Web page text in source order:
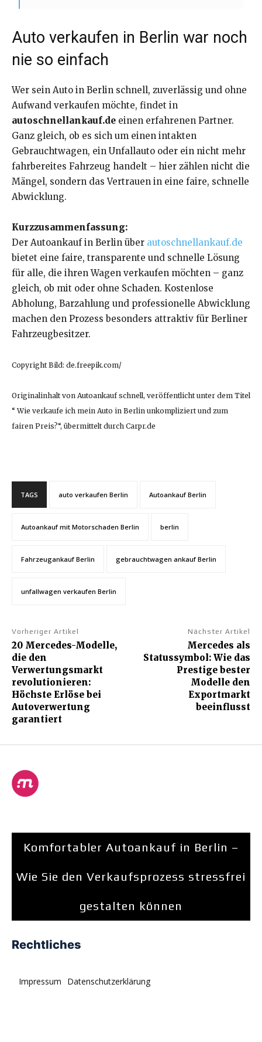
Auto verkaufen in Berlin war noch
nie so einfach
Wer sein Auto in Berlin schnell, zuverlässig und ohne
Aufwand verkaufen möchte, findet in
autoschnellankauf.de einen erfahrenen Partner.
Ganz gleich, ob es sich um einen intakten
Gebrauchtwagen, ein Unfallauto oder ein nicht mehr
fahrbereites Fahrzeug handelt – hier zählen nicht die
Mängel, sondern das Vertrauen in eine faire, schnelle
Abwicklung.
Kurzzusammenfassung:
Der Autoankauf in Berlin über autoschnellankauf.de
bietet eine faire, transparente und schnelle Lösung
für alle, die ihren Wagen verkaufen möchten – ganz
gleich, ob mit oder ohne Schaden. Kostenlose
Abholung, Barzahlung und professionelle Abwicklung
machen den Prozess besonders attraktiv für Berliner
Fahrzeugbesitzer.
Copyright Bild: de.freepik.com/
Originalinhalt von Autoankauf schnell, veröffentlicht unter dem Titel
“ Wie verkaufe ich mein Auto in Berlin unkompliziert und zum
fairen Preis?“, übermittelt durch Carpr.de
TAGS auto verkaufen Berlin Autoankauf Berlin
Autoankauf mit Motorschaden Berlin berlin
Fahrzeugankauf Berlin gebrauchtwagen ankauf Berlin
unfallwagen verkaufen Berlin
Vorheriger Artikel
20 Mercedes-Modelle,
die den
Verwertungsmarkt
revolutionieren:
Höchste Erlöse bei
Autoverwertung
garantiert
Nächster Artikel
Mercedes als
Statussymbol: Wie das
Prestige bester
Modelle den
Exportmarkt
beeinflusst
Komfortabler Autoankauf in Berlin –
Wie Sie den Verkaufsprozess stressfrei
gestalten können
Rechtliches
Impressum Datenschutzerklärung